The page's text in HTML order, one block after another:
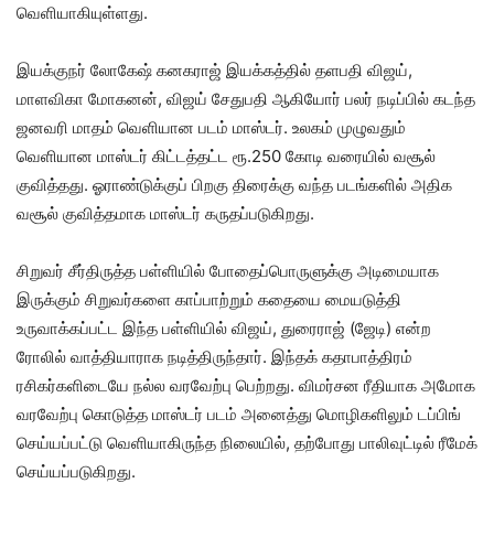
வெளியாகியுள்ளது.
இயக்குநர் லோகேஷ் கனகராஜ் இயக்கத்தில் தளபதி விஜய்,
மாளவிகா மோகனன், விஜய் சேதுபதி ஆகியோர் பலர் நடிப்பில் கடந்த
ஜனவரி மாதம் வெளியான படம் மாஸ்டர். உலகம் முழுவதும்
வெளியான மாஸ்டர் கிட்டத்தட்ட ரூ.250 கோடி வரையில் வசூல்
குவித்தது. ஓராண்டுக்குப் பிறகு திரைக்கு வந்த படங்களில் அதிக
வசூல் குவித்தமாக மாஸ்டர் கருதப்படுகிறது.
சிறுவர் சீர்திருத்த பள்ளியில் போதைப்பொருளுக்கு அடிமையாக
இருக்கும் சிறுவர்களை காப்பாற்றும் கதையை மையடுத்தி
உருவாக்கப்பட்ட இந்த பள்ளியில் விஜய், துரைராஜ் (ஜேடி) என்ற
ரோலில் வாத்தியாராக நடித்திருந்தார். இந்தக் கதாபாத்திரம்
ரசிகர்களிடையே நல்ல வரவேற்பு பெற்றது. விமர்சன ரீதியாக அமோக
வரவேற்பு கொடுத்த மாஸ்டர் படம் அனைத்து மொழிகளிலும் டப்பிங்
செய்யப்பட்டு வெளியாகிருந்த நிலையில், தற்போது பாலிவுட்டில் ரீமேக்
செய்யப்படுகிறது.